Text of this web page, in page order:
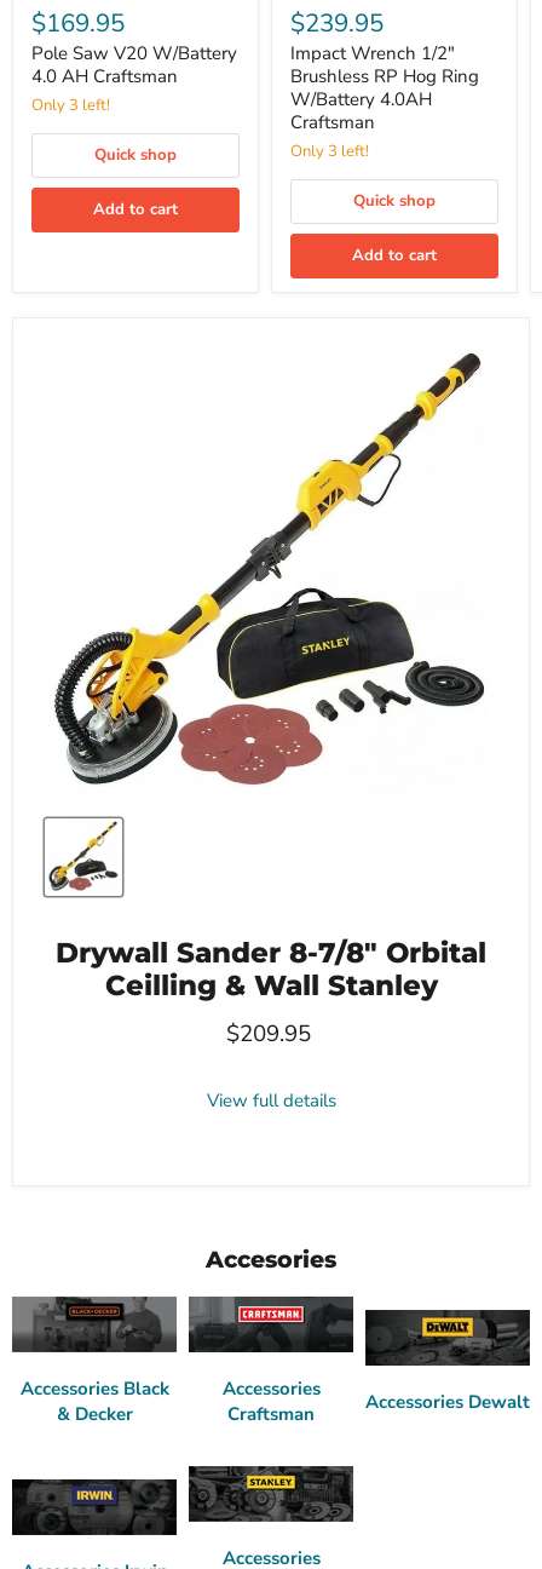
Saw
V20
W/Battery
4.0
AH
Craftsman
$169.95
Pole Saw V20 W/Battery
4.0 AH Craftsman
Only 3 left!
Quick shop
Add to cart
Wrench
1/2"
Brushless
RP
Hog
Ring
W/Battery
4.0AH
Craftsman
$239.95
Impact Wrench 1/2"
Brushless RP Hog Ring
W/Battery 4.0AH
Craftsman
Only 3 left!
Quick shop
Add to cart
Drywall Sander 8-7/8" Orbital
Ceilling & Wall Stanley
$209.95
View full details
Accesories
Accessories Black
& Decker
Accessories
Craftsman
Accessories Dewalt
Accessories